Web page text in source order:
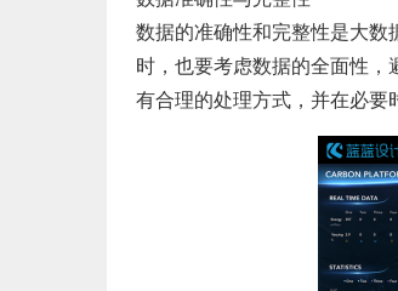
数据的准确性和完整性是大数
时，也要考虑数据的全面性
有合理的处理方式，并在必要